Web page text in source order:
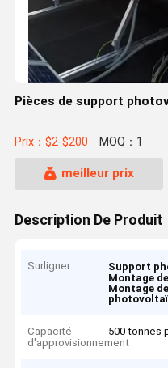
Pièces de support
Prix：$2-$200 MOQ：1
meilleur prix
Description De Produit
Surligner Support
Montage
Montage
Capacité
d'approvisionnement
500 tonnes